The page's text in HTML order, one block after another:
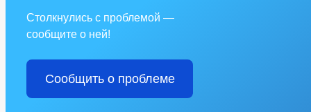
Столкнулись с проблемой —
сообщите о ней!
Сообщить о проблеме